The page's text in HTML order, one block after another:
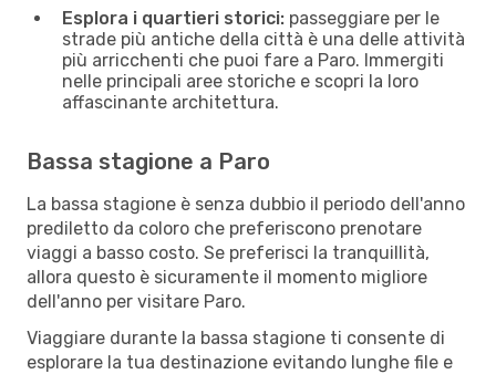
Esplora i quartieri storici: passeggiare per le
strade più antiche della città è una delle attività
più arricchenti che puoi fare a Paro. Immergiti
nelle principali aree storiche e scopri la loro
affascinante architettura.
Bassa stagione a Paro
La bassa stagione è senza dubbio il periodo dell'anno
prediletto da coloro che preferiscono prenotare
viaggi a basso costo. Se preferisci la tranquillità,
allora questo è sicuramente il momento migliore
dell'anno per visitare Paro.
Viaggiare durante la bassa stagione ti consente di
esplorare la tua destinazione evitando lunghe file e